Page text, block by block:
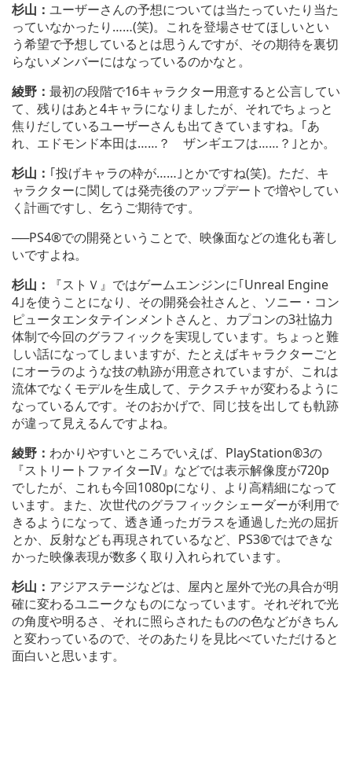
杉山： ユーザーさんの予想については当たっていたり当た
っていなかったり……(笑)。これを登場させてほしいとい
う希望で予想しているとは思うんですが、その期待を裏切
らないメンバーにはなっているのかなと。
綾野： 最初の段階で16キャラクター用意すると公言してい
て、残りはあと4キャラになりましたが、それでちょっと
焦りだしているユーザーさんも出てきていますね。｢あ
れ、エドモンド本田は……？ ザンギエフは……？｣とか。
杉山： ｢投げキャラの枠が……｣とかですね(笑)。ただ、キ
ャラクターに関しては発売後のアップデートで増やしてい
く計画ですし、乞うご期待です。
──PS4®での開発ということで、映像面などの進化も著し
いですよね。
杉山：
『ストＶ』ではゲームエンジンに｢Unreal Engine
4｣を使うことになり、その開発会社さんと、ソニー・コン
ピュータエンタテインメントさんと、カプコンの3社協力
体制で今回のグラフィックを実現しています。ちょっと難
しい話になってしまいますが、たとえばキャラクターごと
にオーラのような技の軌跡が用意されていますが、これは
流体でなくモデルを生成して、テクスチャが変わるように
なっているんです。そのおかげで、同じ技を出しても軌跡
が違って見えるんですよね。
綾野： わかりやすいところでいえば、PlayStation®3の
『ストリートファイターIV』などでは表示解像度が720p
でしたが、これも今回1080pになり、より高精細になって
います。また、次世代のグラフィックシェーダーが利用で
きるようになって、透き通ったガラスを通過した光の屈折
とか、反射なども再現されているなど、PS3®ではできな
かった映像表現が数多く取り入れられています。
杉山： アジアステージなどは、屋内と屋外で光の具合が明
確に変わるユニークなものになっています。それぞれで光
の角度や明るさ、それに照らされたものの色などがきちん
と変わっているので、そのあたりを見比べていただけると
面白いと思います。